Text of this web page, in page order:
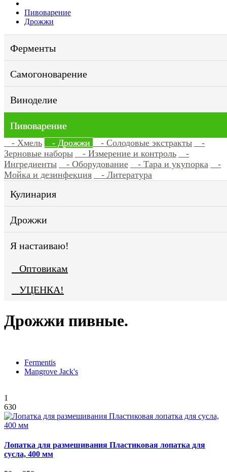
Пивоварение
Дрожжи
Ферменты
Самогоноварение
Виноделие
Пивоварение
- Хмель - Дрожжи - Солодовые экстракты
-
Зерновые наборы
- Измерение и контроль
-
Ингредиенты
- Оборудование - Тара и укупорка
-
Мойка и дезинфекция
- Литература
Кулинария
Дрожжи
Я настаиваю!
Оптовикам
УЦЕНКА!
Дрожжи пивные.
Fermentis
Mangrove Jack's
1
630
Лопатка для размешивания Пластиковая лопатка для
сусла, 400 мм